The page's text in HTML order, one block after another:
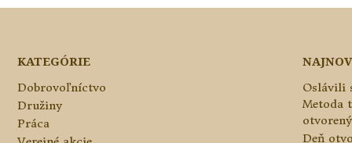
KATEGÓRIE
Dobrovoľníctvo
Družiny
Práca
Oslávili
Metoda
Deň